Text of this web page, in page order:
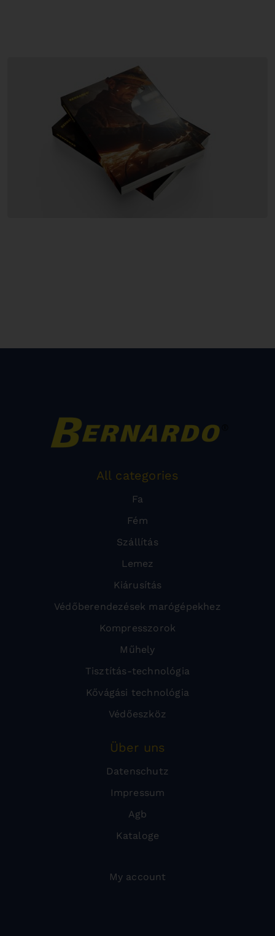
All categories
Fa
Fém
Szállítás
Lemez
Kiárusítás
Védőberendezések marógépekhez
Kompresszorok
Műhely
Tisztítás-technológia
Kővágási technológia
Védőeszköz
Über uns
Datenschutz
Impressum
Agb
Kataloge
My account